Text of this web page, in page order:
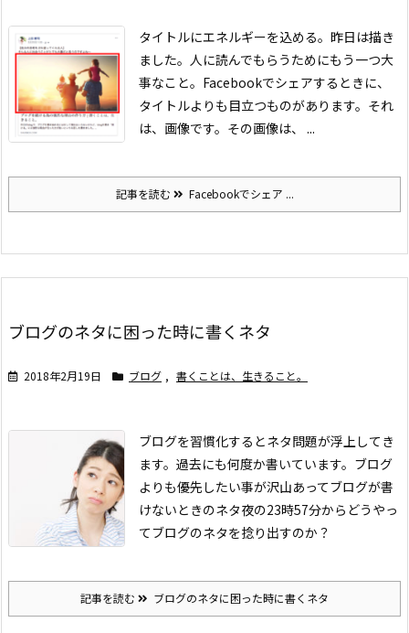
タイトルにエネルギーを込める。昨日は描き
ました。 人に読んでもらうためにもう一つ大
事なこと。 Facebookでシェアするときに、
タイトルよりも目立つものがあります。 それ
は、画像です。 その画像は、 ...
記事を読む Facebookでシェア ...
ブログのネタに困った時に書くネタ
2018年2月19日 ブログ , 書くことは、生きること。
ブログを習慣化するとネタ問題が浮上してき
ます。過去にも何度か書いています。 ブログ
よりも優先したい事が沢山あってブログが書
けないときのネタ夜の23時57分からどうやっ
てブログのネタを捻り出すのか？
記事を読む ブログのネタに困った時に書くネタ